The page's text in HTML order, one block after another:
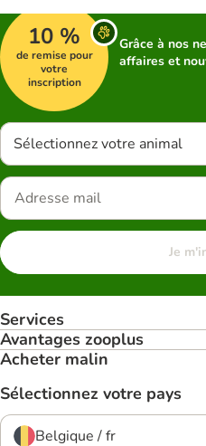
10 %
de remise pour
votre
inscription
Grâce à nos
affaires et
Sélectionnez votre animal
Je
Services
Avantages zooplus
Acheter malin
Sélectionnez votre pays
Belgique / fr